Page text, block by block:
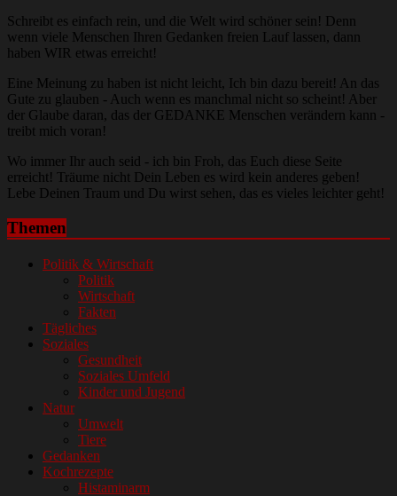
Schreibt es einfach rein, und die Welt wird schöner sein! Denn
wenn viele Menschen Ihren Gedanken freien Lauf lassen, dann
haben WIR etwas erreicht!
Eine Meinung zu haben ist nicht leicht, Ich bin dazu bereit! An das
Gute zu glauben - Auch wenn es manchmal nicht so scheint! Aber
der Glaube daran, das der GEDANKE Menschen verändern kann -
treibt mich voran!
Wo immer Ihr auch seid - ich bin Froh, das Euch diese Seite
erreicht! Träume nicht Dein Leben es wird kein anderes geben!
Lebe Deinen Traum und Du wirst sehen, das es vieles leichter geht!
Themen
Politik & Wirtschaft
Politik
Wirtschaft
Fakten
Tägliches
Soziales
Gesundheit
Soziales Umfeld
Kinder und Jugend
Natur
Umwelt
Tiere
Gedanken
Kochrezepte
Histaminarm